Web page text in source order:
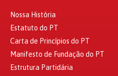
Nossa História
Estatuto do PT
Carta de Princípios do PT
Manifesto de Fundação do PT
Estrutura Partidária